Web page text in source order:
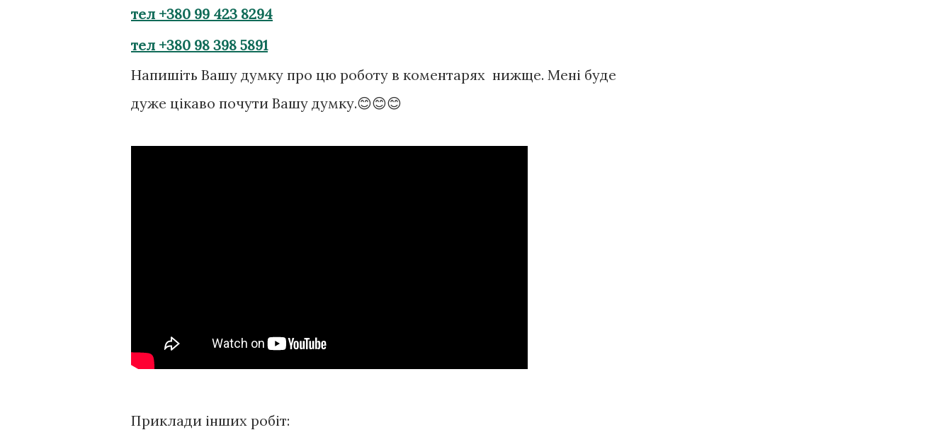
тел +380 99 423 8294
тел +380 98 398 5891
Напишіть Вашу думку про цю роботу в коментарях нижще. Мені буде
дуже цікаво почути Вашу думку.😊😊😊
Приклади інших робіт: